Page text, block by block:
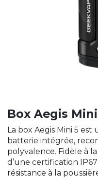
Box Aegis
La box Aegis Mini 5
batterie intégrée,
polyvalence. Fidèle à
d’une certification
résistance à la